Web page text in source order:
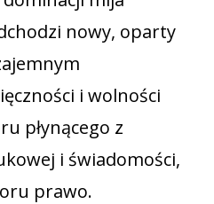
nowy, oparty
i wolności
płynącego z
i świadomości,
prawo.